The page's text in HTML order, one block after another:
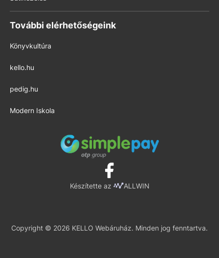
További elérhetőségeink
Könyvkultúra
kello.hu
pedig.hu
Modern Iskola
Készítette az ALLWIN
Copyright © 2026 KELLO Webáruház. Minden jog fenntartva.